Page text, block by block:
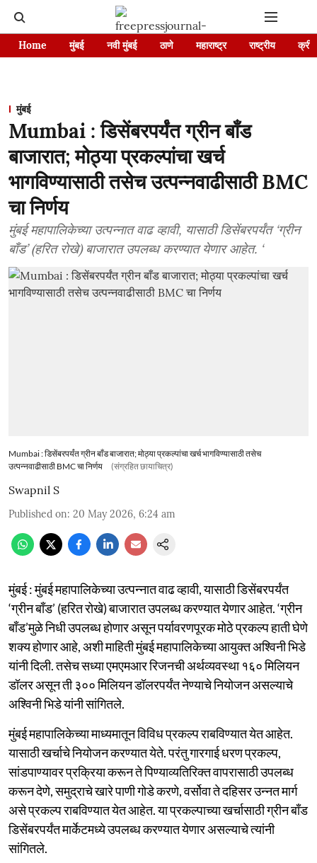
Home मुंबई नवी मुंबई ठाणे महाराष्ट्र राष्ट्रीय
मुंबई
Mumbai : डिसेंबरपर्यंत ग्रीन बाँड
बाजारात; मोठ्या प्रकल्पांचा खर्च
भागविण्यासाठी तसेच उत्पन्नवाढीसाठी BMC
चा निर्णय
मुंबई महापालिकेच्या उत्पन्नात वाढ व्हावी, यासाठी डिसेंबरपर्यंत ‘ग्रीन
बाँड’ (हरित रोखे) बाजारात उपलब्ध करण्यात येणार आहेत. ‘
Mumbai : डिसेंबरपर्यंत ग्रीन बाँड बाजारात; मोठ्या प्रकल्पांचा खर्च भागविण्यासाठी तसेच
उत्पन्नवाढीसाठी BMC चा निर्णय
(संग्रहित छायाचित्र)
Swapnil S
Published on: 20 May 2026, 6:24 am
मुंबई : मुंबई महापालिकेच्या उत्पन्नात वाढ व्हावी, यासाठी डिसेंबरपर्यंत
‘ग्रीन बाँड’ (हरित रोखे) बाजारात उपलब्ध करण्यात येणार आहेत. ‘ग्रीन
बाँड’मुळे निधी उपलब्ध होणार असून पर्यावरणपूरक मोठे प्रकल्प हाती घेणे
शक्य होणार आहे, अशी माहिती मुंबई महापालिकेच्या आयुक्त अश्विनी भिडे
यांनी दिली. तसेच सध्या एमएमआर रिजनची अर्थव्यवस्था १६० मिलियन
डॉलर असून ती ३०० मिलियन डॉलरपर्यंत नेण्याचे नियोजन असल्याचे
अश्विनी भिडे यांनी सांगितले.
मुंबई महापालिकेच्या माध्यमातून विविध प्रकल्प राबविण्यात येत आहेत‌.
यासाठी खर्चाचे नियोजन करण्यात येते. परंतु गारगाई धरण प्रकल्प,
सांडपाण्यावर प्रक्रिया करून ते पिण्याव्यतिरिक्त वापरासाठी उपलब्ध
करून देणे, समुद्राचे खारे पाणी गोडे करणे, वर्सोवा ते दहिसर उन्नत मार्ग
असे प्रकल्प राबविण्यात येत आहेत. या प्रकल्पाच्या खर्चासाठी ग्रीन बाँड
डिसेंबरपर्यंत मार्केटमध्ये उपलब्ध करण्यात येणार असल्याचे त्यांनी
सांगितले.